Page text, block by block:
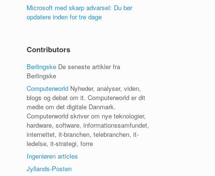
Microsoft med skarp advarsel: Du bør
opdatere inden for tre dage
Contributors
Berlingske De seneste artikler fra
Berlingske
Computerworld Nyheder, analyser, viden,
blogs og debat om it. Computerworld er dit
medie om det digitale Danmark.
Computerworld skriver om nye teknologier,
hardware, software, informationssamfundet,
internettet, it-branchen, telebranchen, it-
ledelse, it-strategi, forre
Ingeniøren articles
Jyllands-Posten